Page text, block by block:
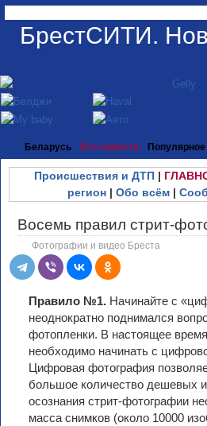
БрестСИТИ.
Беларусь Все новости Популярное
Происшествия и ДТП|
регион | Обо всём |
Восемь правил стрит-
Фотографии и видео Бреста
Правило №1. Начинайте с
неоднократно поднимался
фотопленки. В настоящее
необходимо начинать с
Цифровая фотография
большое количество дешевых
осознания стрит-фотографии
масса снимков (около 10000